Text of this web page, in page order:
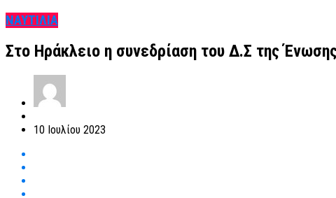
ΝΑΥΤΙΛΙΑ
Στο Ηράκλειο η συνεδρίαση του Δ.Σ της
10 Ιουλίου 2023